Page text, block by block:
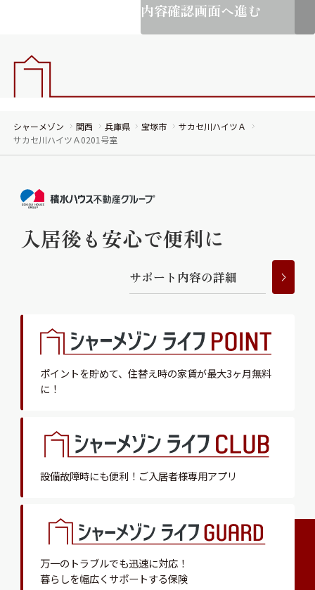
内容確認画面へ進む
シャーメゾン 関西 兵庫県 宝塚市
サカセ川ハイツＡ
サカセ川ハイツＡ0201号室
入居後も安心で便利に
サポー ト 内容の詳細
ポイントを貯めて、 住替え時の家賃が最大3ヶ月無料
に！
設備故障時にも便利！ ご入居者様専用アプリ
万一のトラブルでも迅速に対応！
暮らしを幅広くサポートする保険